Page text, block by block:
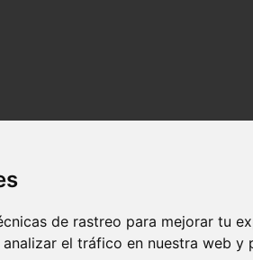
de rastreo para mejorar tu
el tráfico en nuestra web